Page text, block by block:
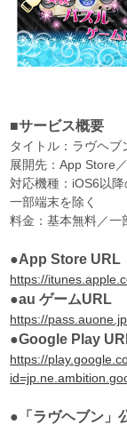
■サービス概要
タイトル：ラヴヘブ
展開先：App Store
対応機種：iOS6以
一部端末を除く
料金：基本無料／一
●App Store URL
https://
●au ゲームURL
https://
●Google Play
https://
●「ラヴヘブン」